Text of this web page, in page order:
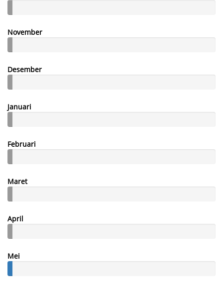
November
Desember
Januari
Februari
Maret
April
Mei